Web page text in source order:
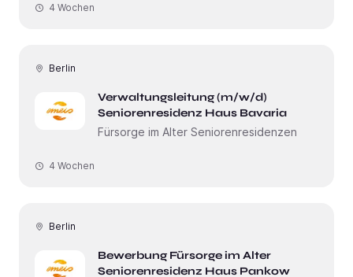
4 Wochen
Berlin
Verwaltungsleitung (m/w/d)
Seniorenresidenz Haus Bavaria
Fürsorge im Alter Seniorenresidenzen
4 Wochen
Berlin
Bewerbung Fürsorge im Alter
Seniorenresidenz Haus Pankow